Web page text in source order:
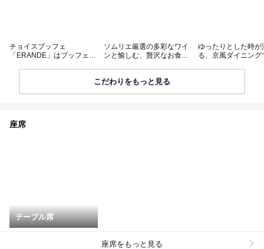
チョイスブッフェ
「ERANDE」はブッフェ×
ソムリエ厳選の多彩なワイ
ンと愉しむ、贅沢なお食事
ゆったりとした時が
る、京風ダイニング
こだわりをもっと見る
座席
テーブル席
座席をもっと見る